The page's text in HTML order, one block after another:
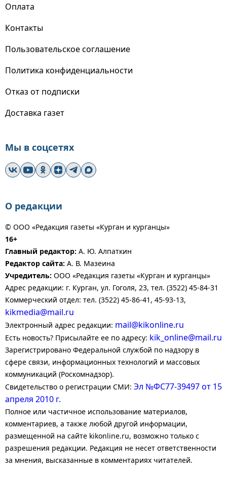
Оплата
Контакты
Пользовательское соглашение
Политика конфиденциальности
Отказ от подписки
Доставка газет
Мы в соцсетях
О редакции
© ООО «Редакция газеты «Курган и курганцы»
16+
Главный редактор: А. Ю. Алпаткин
Редактор сайта: А. В. Мазеина
Учредитель: ООО «Редакция газеты «Курган и курганцы»
Адрес редакции: г. Курган, ул. Гоголя, 23, тел. (3522) 45-84-31
Коммерческий отдел: тел. (3522) 45-86-41, 45-93-13,
kikmedia@mail.ru
Электронный адрес редакции: mail@kikonline.ru
Есть новость? Присылайте ее по адресу: kik_online@mail.ru
Зарегистрировано Федеральной службой по надзору в
сфере связи, информационных технологий и массовых
коммуникаций (Роскомнадзор).
Свидетельство о регистрации СМИ: Эл №ФС77-39497 от 15
апреля 2010 г.
Полное или частичное использование материалов,
комментариев, а также любой другой информации,
размещенной на сайте kikonline.ru, возможно только с
разрешения редакции. Редакция не несет ответственности
за мнения, высказанные в комментариях читателей.